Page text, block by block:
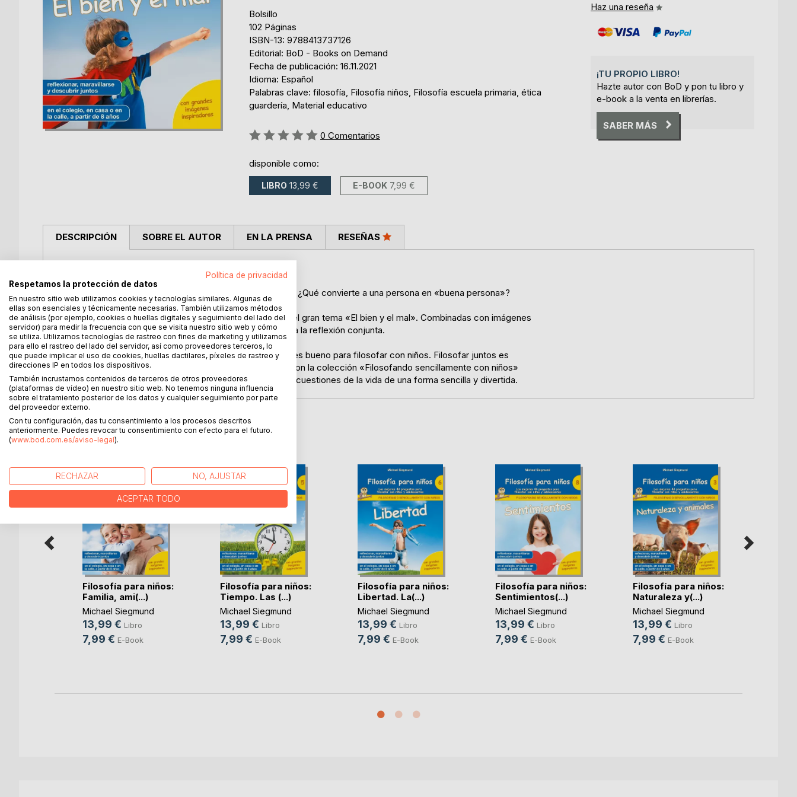
Bolsillo
102 Páginas
ISBN-13: 9788413737126
Editorial: BoD - Books on Demand
Fecha de publicación: 16.11.2021
Idioma: Español
Palabras clave: filosofía, Filosofía niños, Filosofía escuela primaria, ética
guardería, Material educativo
Rating:
0 Comentarios
disponible como:
LIBRO 13,99 € E-BOOK 7,99 €
Haz una reseña
¡TU PROPIO LIBRO!
Hazte autor con BoD y pon tu libro y
e-book a la venta en librerías.
SABER MÁS
DESCRIPCIÓN
¿Qué es «el mal»? ¿Puede existir un mundo sin violencia? ¿Qué convierte a una persona en «buena persona»?
En este libro encontrará las mejores 44 preguntas sobre el gran tema «El bien y el mal». Combinadas con imágenes
inspiradoras, las preguntas son una maravillosa invitación a la reflexión conjunta.
Ya sea en el colegio, en casa o en la calle: cualquier sitio es bueno para filosofar con niños. Filosofar juntos es
divertido y aporta nuevas ideas a niños y adolescentes. Con la colección «Filosofando sencillamente con niños»
podrán reflexionar de manera conjunta sobre las grandes cuestiones de la vida de una forma sencilla y divertida.
SOBRE EL AUTOR EN LA PRENSA RESEÑAS
MÁS TÍTULOS DEBoD
Filosofía para niños:
Familia, ami(...)
Michael Siegmund
13,99 € Libro
7,99 € E-Book
Filosofía para niños:
Tiempo. Las (...)
Michael Siegmund
13,99 € Libro
7,99 € E-Book
Filosofía para niños:
Libertad. La(...)
Michael Siegmund
13,99 € Libro
7,99 € E-Book
Filosofía para niños:
Sentimientos(...)
Michael Siegmund
13,99 € Libro
7,99 € E-Book
Filosofía para niños:
Naturaleza y(...)
Michael Siegmund
13,99 € Libro
7,99 € E-Book
Política de privacidad
Respetamos la protección de datos
En nuestro sitio web utilizamos cookies y tecnologías similares. Algunas de
ellas son esenciales y técnicamente necesarias. También utilizamos métodos
de análisis (por ejemplo, cookies o huellas digitales y seguimiento del lado del
servidor) para medir la frecuencia con que se visita nuestro sitio web y cómo
se utiliza. Utilizamos tecnologías de rastreo con fines de marketing y utilizamos
para ello el rastreo del lado del servidor, así como proveedores terceros, lo
que puede implicar el uso de cookies, huellas dactilares, píxeles de rastreo y
direcciones IP en todos los dispositivos.
También incrustamos contenidos de terceros de otros proveedores
(plataformas de vídeo) en nuestro sitio web. No tenemos ninguna influencia
sobre el tratamiento posterior de los datos y cualquier seguimiento por parte
del proveedor externo.
Con tu configuración, das tu consentimiento a los procesos descritos
anteriormente. Puedes revocar tu consentimiento con efecto para el futuro.
(www.bod.com.es/aviso-legal).
RECHAZAR NO, AJUSTAR
ACEPTAR TODO